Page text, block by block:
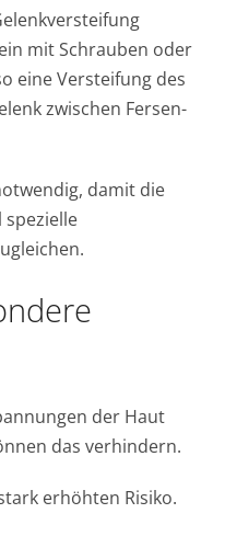
mit Schrauben oder
eine Versteifung des
zwischen Fersen-
damit die
der Haut
das verhindern.
erhöhten Risiko.